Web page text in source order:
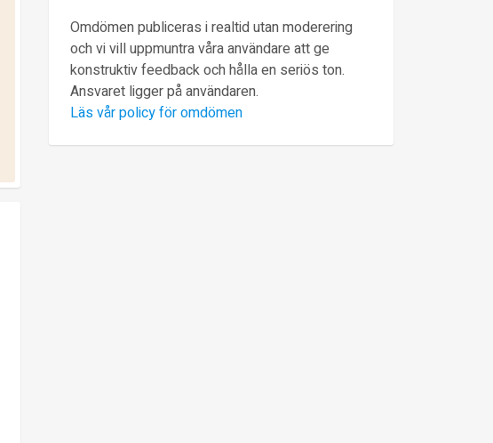
Omdömen publiceras i realtid utan moderering
och vi vill uppmuntra våra användare att ge
konstruktiv feedback och hålla en seriös ton.
Ansvaret ligger på användaren.
Läs vår policy för omdömen